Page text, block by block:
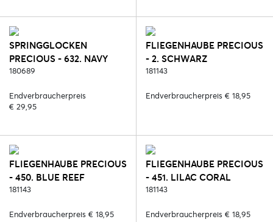
SPRINGGLOCKEN
PRECIOUS - 632. NAVY
BLUE
180689
Endverbraucherpreis
€ 29,95
FLIEGENHAUBE PRECIOUS
- 2. SCHWARZ
181143
Endverbraucherpreis € 18,95
FLIEGENHAUBE PRECIOUS
- 450. BLUE REEF
181143
Endverbraucherpreis € 18,95
FLIEGENHAUBE PRECIOUS
- 451. LILAC CORAL
181143
Endverbraucherpreis € 18,95